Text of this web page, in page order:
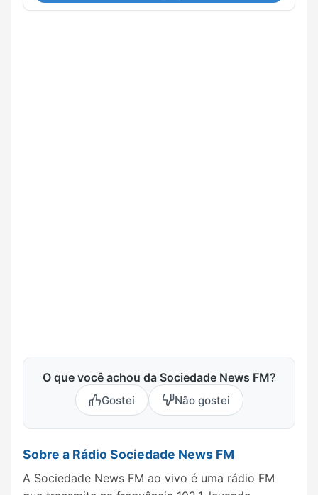
O que você achou da Sociedade News FM?
Gostei Não gostei
Sobre a Rádio Sociedade News FM
A Sociedade News FM ao vivo é uma rádio FM